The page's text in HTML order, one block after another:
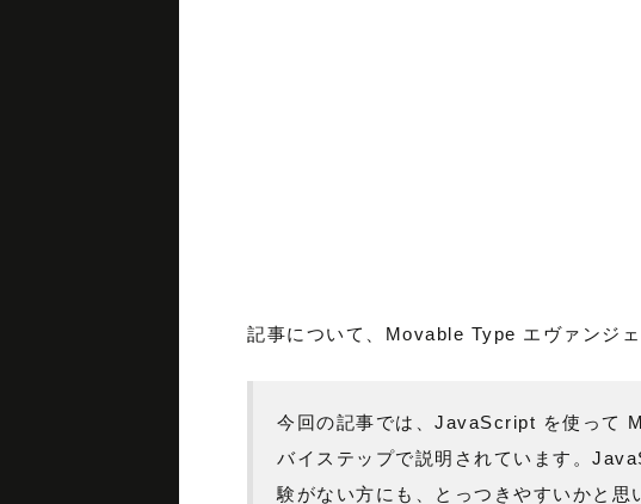
記事について、Movable Type エヴァンジ
今回の記事では、JavaScript を使って
バイステップで説明されています。
験がない方にも、とっつきやすいかと